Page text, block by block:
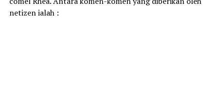
netizen ialah :